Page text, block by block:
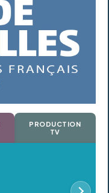
PRODUCTION
TV